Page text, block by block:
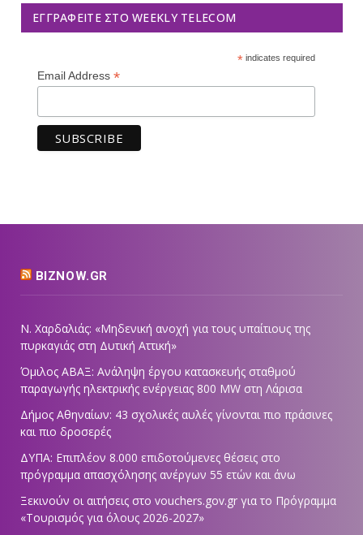
ΕΓΓΡΑΦΕΊΤΕ ΣΤΟ WEEKLY TELECOM
*indicates required
Email Address *
BIZNOW.GR
Ν. Χαρδαλιάς: «Μηδενική ανοχή για τους υπαίτιους της
πυρκαγιάς στη Δυτική Αττική»
Όμιλος ΑΒΑΞ: Ανάληψη έργου κατασκευής σταθμού
παραγωγής ηλεκτρικής ενέργειας 800 ΜW στη Λάρισα
Δήμος Αθηναίων: 43 σχολικές αυλές γίνονται πιο πράσινες
και πιο δροσερές
ΔΥΠΑ: Επιπλέον 8.000 επιδοτούμενες θέσεις στο
πρόγραμμα απασχόλησης ανέργων 55 ετών και άνω
Ξεκινούν οι αιτήσεις στο vouchers.gov.gr για το Πρόγραμμα
«Τουρισμός για όλους 2026-2027»